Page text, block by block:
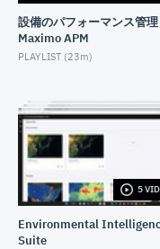
【Envizi
MAY 24,
Envizi
Envizi
設備のパフォーマンス管理
Maximo APM
PLAYLIST (23m)
5
Environmental
Suite